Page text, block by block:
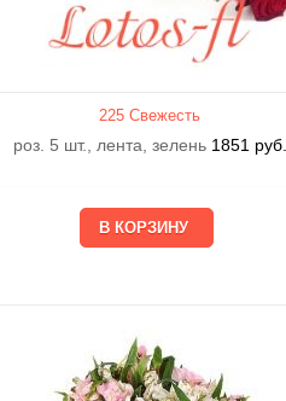
225 Свежесть
роз. 5 шт., лента, зелень 1851 руб.